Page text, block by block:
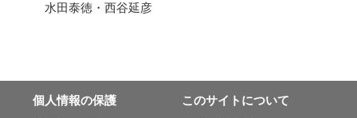
水田泰徳・西谷延彦
個⼈情報の保護
このサイトについて